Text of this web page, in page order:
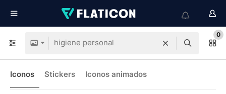
0
Iconos Stickers Iconos animados